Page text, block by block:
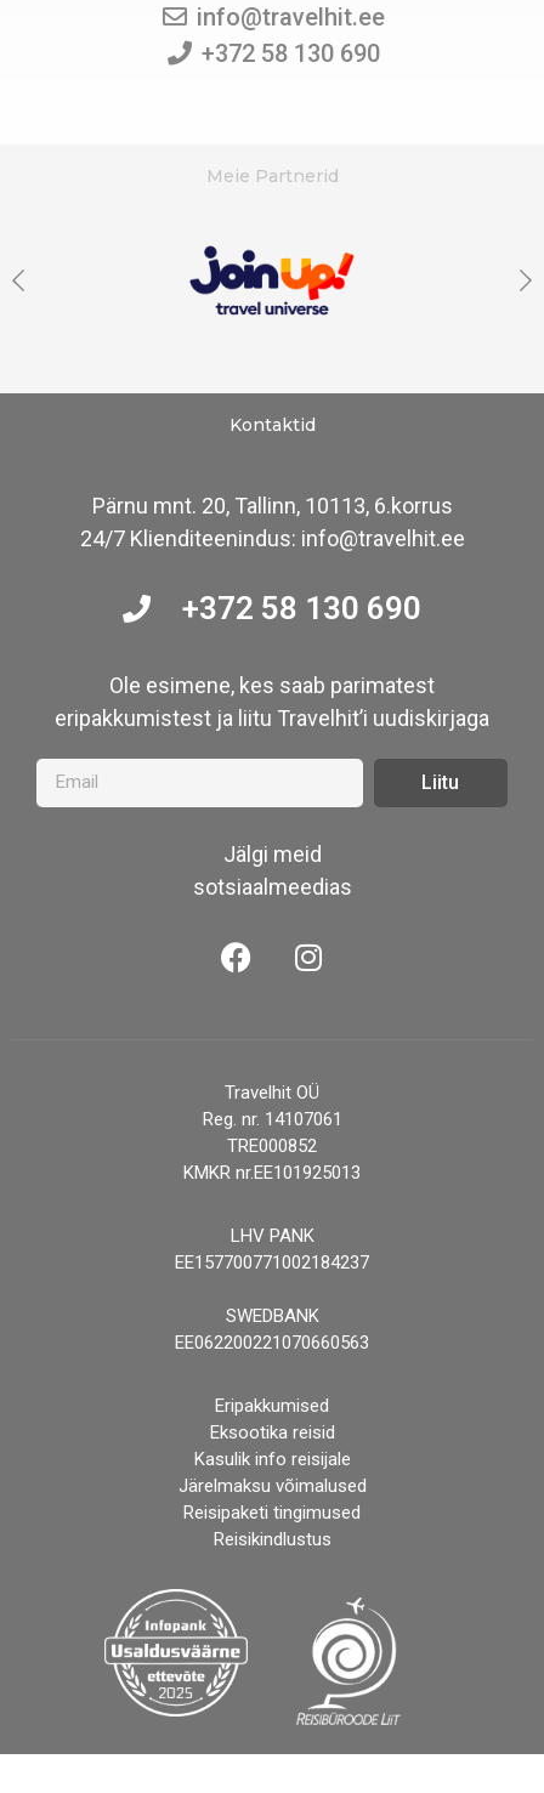
info@travelhit.ee
+372 58 130 690
Meie Partnerid
Kontaktid
Pärnu mnt. 20, Tallinn, 10113, 6.korrus
24/7 Klienditeenindus: info@travelhit.ee
+372 58 130 690
Ole esimene, kes saab parimatest
eripakkumistest ja liitu Travelhit’i uudiskirjaga
Liitu
Jälgi meid
sotsiaalmeedias
Travelhit OÜ
Reg. nr. 14107061
TRE000852
KMKR nr.EE101925013
LHV PANK
EE157700771002184237
SWEDBANK
EE062200221070660563
Eripakkumised
Eksootika reisid
Kasulik info reisijale
Järelmaksu võimalused
Reisipaketi tingimused
Reisikindlustus